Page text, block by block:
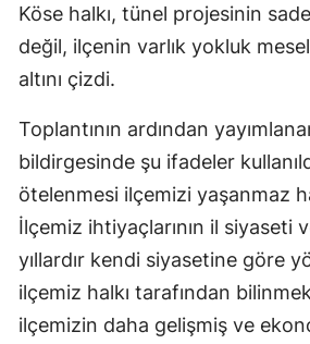
Uşak
Köse halkı, tünel projesinin
değil, ilçenin varlık yokluk
altını çizdi.
Toplantının ardından
bildirgesinde şu ifadeler
ötelenmesi ilçemizi yaşanmaz
İlçemiz ihtiyaçlarının il siyaseti
yıllardır kendi siyasetine göre
ilçemiz halkı tarafından
ilçemizin daha gelişmiş ve